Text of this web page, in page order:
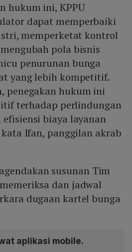
hukum ini, KPPU
dapat memperbaiki
memperketat kontrol
pola bisnis
penurunan bunga
yang lebih kompetitif.
penegakan hukum ini
terhadap perlindungan
biaya layanan
Ifan, panggilan akrab
susunan Tim
dan jadwal
dugaan kartel bunga
aplikasi mobile.